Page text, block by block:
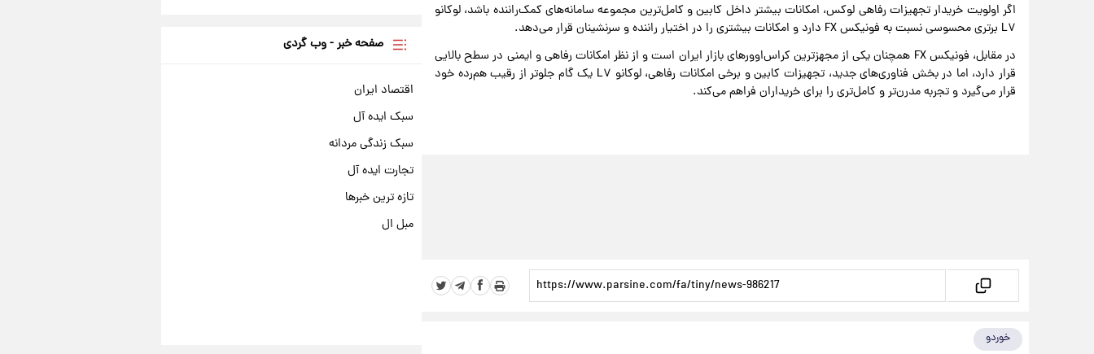
اگر اولویت خریدار تجهیزات رفاهی لوکس، امکانات بیشتر داخل کابین و کامل‌ترین مجموعه سامانه‌های کمک‌راننده باشد، لوکانو
L۷ برتری محسوسی نسبت به فونیکس FX دارد و امکانات بیشتری را در اختیار راننده و سرنشینان قرار می‌دهد.
در مقابل، فونیکس FX همچنان یکی از مجهزترین کراس‌اوورهای بازار ایران است و از نظر امکانات رفاهی و ایمنی در سطح بالایی
قرار دارد، اما در بخش فناوری‌های جدید، تجهیزات کابین و برخی امکانات رفاهی، لوکانو L۷ یک گام جلوتر از رقیب هم‌رده خود
قرار می‌گیرد و تجربه مدرن‌تر و کامل‌تری را برای خریداران فراهم می‌کند.
خوردو
صفحه خبر - وب گردی
اقتصاد ایران
سبک ایده آل
سبک زندگی مردانه
تجارت ایده آل
تازه ترین خبرها
مبل ال